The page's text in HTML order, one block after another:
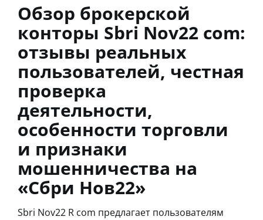
Обзор брокерской
конторы Sbri Nov22 com:
отзывы реальных
пользователей, честная
проверка
деятельности,
особенности торговли
и признаки
мошенничества на
«Сбри Нов22»
Sbri Nov22 R com предлагает пользователям